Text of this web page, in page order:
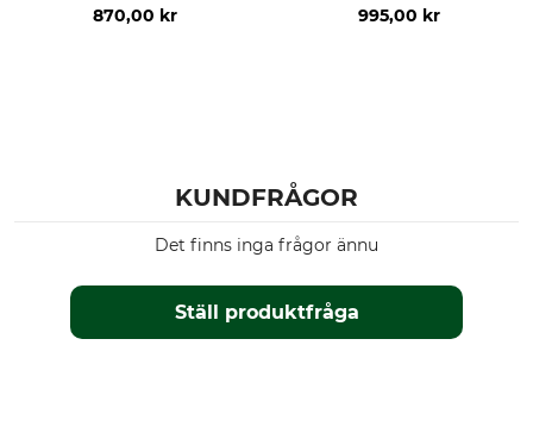
870,00 kr
995,00 kr
KUNDFRÅGOR
Ställ produktfråga
Det finns inga frågor ännu